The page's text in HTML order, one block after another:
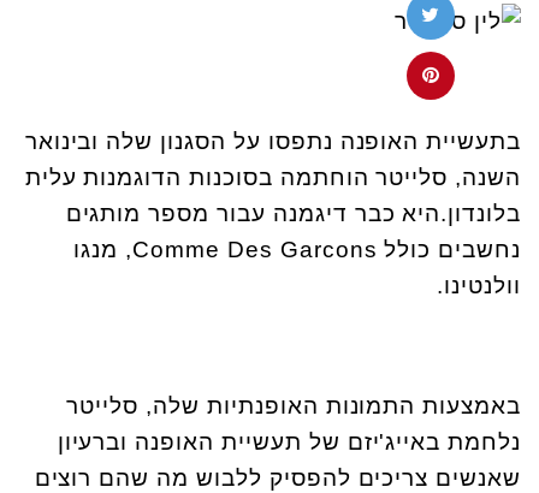
בתעשיית האופנה נתפסו על הסגנון שלה ובינואר
השנה, סלייטר הוחתמה בסוכנות הדוגמנות עלית
בלונדון.היא כבר דיגמנה עבור מספר מותגים
נחשבים כולל Comme Des Garcons, מנגו
וולנטינו.
באמצעות התמונות האופנתיות שלה, סלייטר
נלחמת באייג'יזם של תעשיית האופנה וברעיון
שאנשים צריכים להפסיק ללבוש מה שהם רוצים